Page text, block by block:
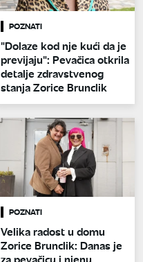
POZNATI
"Dolaze kod nje kući da je
previjaju": Pevačica otkrila
detalje zdravstvenog
stanja Zorice Brunclik
POZNATI
Velika radost u domu
Zorice Brunclik: Danas je
za pevačicu i njenu